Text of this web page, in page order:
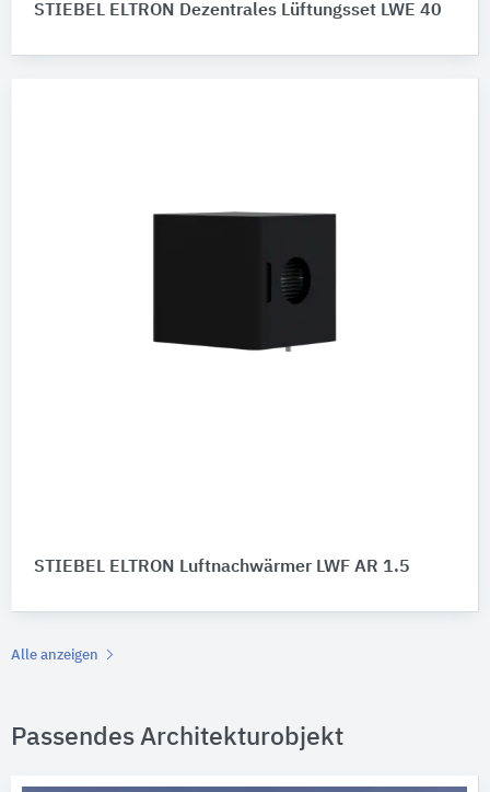
STIEBEL ELTRON Dezentrales Lüftungsset LWE 40
STIEBEL ELTRON Luftnachwärmer LWF AR 1.5
Alle anzeigen
Passendes Architekturobjekt